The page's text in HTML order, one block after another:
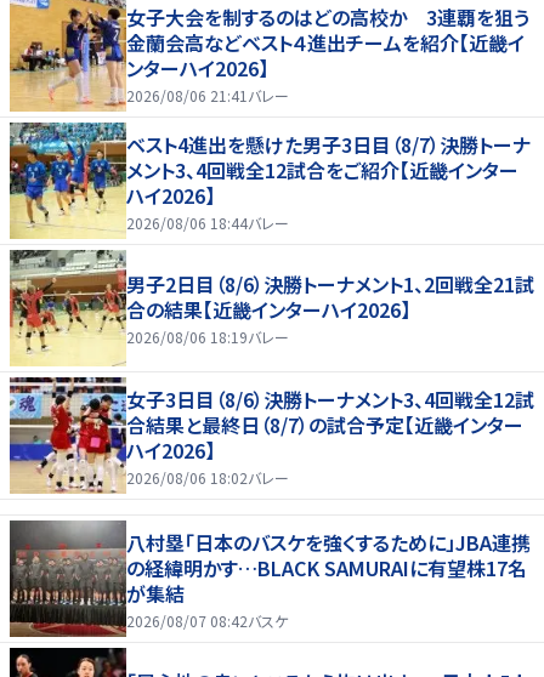
女子大会を制するのはどの高校か 3連覇を狙う
金蘭会高などベスト４進出チームを紹介【近畿イ
ンターハイ2026】
2026/08/06 21:41 バレー
ベスト4進出を懸けた男子3日目（8/7）決勝トーナ
メント3、4回戦全12試合をご紹介【近畿インター
ハイ2026】
2026/08/06 18:44バレー
男子2日目（8/6）決勝トーナメント1、2回戦全21試
合の結果【近畿インターハイ2026】
2026/08/06 18:19バレー
女子3日目（8/6）決勝トーナメント3、4回戦全12試
合結果と最終日（8/7）の試合予定【近畿インター
ハイ2026】
2026/08/06 18:02バレー
八村塁「日本のバスケを強くするために」JBA連携
の経緯明かす…BLACK SAMURAIに有望株17名
が集結
2026/08/07 08:42バスケ